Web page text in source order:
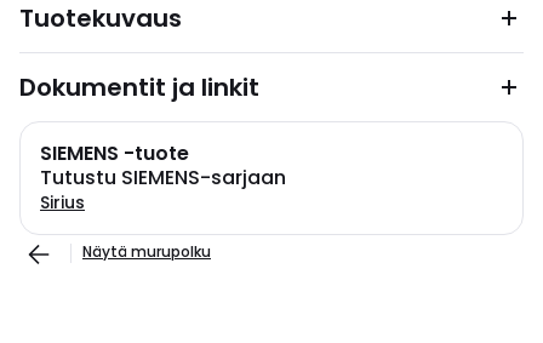
Tuotekuvaus
Dokumentit ja linkit
SIEMENS -tuote
Tutustu SIEMENS-sarjaan
Sirius
Näytä murupolku